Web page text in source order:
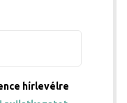
hírlevélre